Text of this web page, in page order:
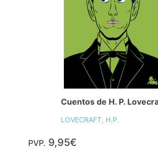
Cuentos de H. P.
LOVECRAFT, H.P.
PVP. 9,95€